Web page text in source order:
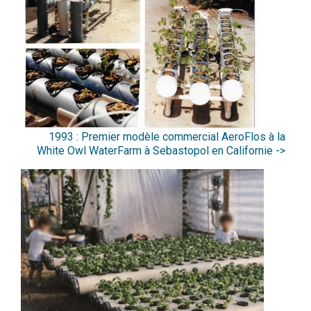
1993 : Premier modèle commercial AeroFlos à la
White Owl WaterFarm à Sebastopol en Californie ->